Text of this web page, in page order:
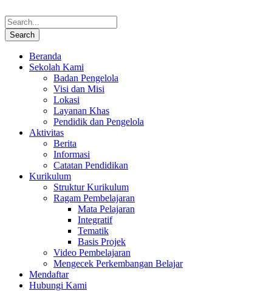
Beranda
Sekolah Kami
Badan Pengelola
Visi dan Misi
Lokasi
Layanan Khas
Pendidik dan Pengelola
Aktivitas
Berita
Informasi
Catatan Pendidikan
Kurikulum
Struktur Kurikulum
Ragam Pembelajaran
Mata Pelajaran
Integratif
Tematik
Basis Projek
Video Pembelajaran
Mengecek Perkembangan Belajar
Mendaftar
Hubungi Kami